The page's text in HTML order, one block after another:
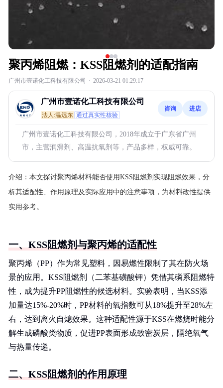
聚丙烯阻燃：KSS阻燃剂的适配指南
广州市壹诺化工科技有限公司 · 2026-03-21 01:29:17
广州市壹诺化工科技有限公司
法人:温远东 通过真实性核验
咨询 进店
广州市壹诺化工科技有限公司，2018年成立于广东省广州
市，主营润滑剂、高温抗氧剂等，产品多样，权威可靠。
介绍： 本文探讨聚丙烯材料能否使用KSS阻燃剂实现阻燃效果，分
析其适配性、作用原理及实际应用中的注意事项，为材料改性提供
实用参考。
一、KSS阻燃剂与聚丙烯的适配性
聚丙烯（PP）作为常见塑料，因易燃性限制了其在防火场
景的应用。KSS阻燃剂（二苯基磺酸钾）凭借其磷系阻燃特
性，成为提升PP阻燃性的候选材料。实验表明，当KSS添
加量达15%-20%时，PP材料的氧指数可从18%提升至28%左
右，达到离火自熄效果。这种适配性源于KSS在燃烧时能分
解生成磷酸类物质，促进PP表面形成致密炭层，隔绝氧气
与热量传递。
二、KSS阻燃剂的作用原理